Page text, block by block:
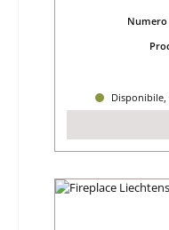
Disponibile,